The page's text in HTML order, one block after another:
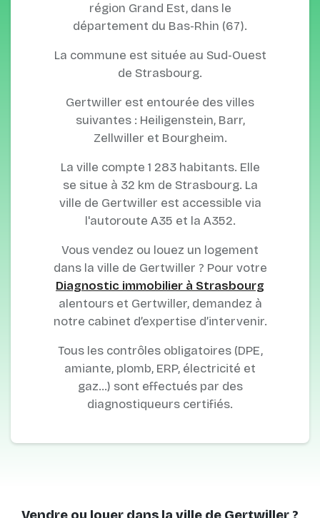
région Grand Est, dans le
département du Bas-Rhin (67).
La commune est située au Sud-Ouest
de Strasbourg.
Gertwiller est entourée des villes
suivantes : Heiligenstein, Barr,
Zellwiller et Bourgheim.
La ville compte 1 283 habitants. Elle
se situe à 32 km de Strasbourg. La
ville de Gertwiller est accessible via
l'autoroute A35 et la A352.
Vous vendez ou louez un logement
dans la ville de Gertwiller ? Pour votre
Diagnostic immobilier à Strasbourg
alentours et Gertwiller, demandez à
notre cabinet d’expertise d’intervenir.
Tous les contrôles obligatoires (DPE,
amiante, plomb, ERP, électricité et
gaz…) sont effectués par des
diagnostiqueurs certifiés.